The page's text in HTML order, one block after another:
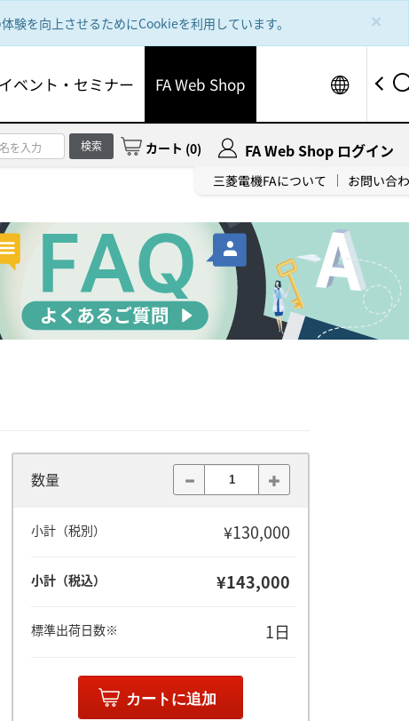
×
を向上させるためにCookieを利用しています。
イベント・セミナー FA Web Shop
三菱電機FAについて お問い合
検索 カート (0) FA Web Shop ログイン
数量
小計（税別） ¥130,000
小計（税込） ¥143,000
標準出荷日数※ 1日
カートに追加